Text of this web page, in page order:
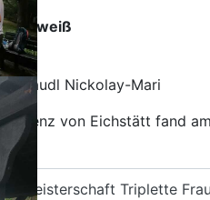
rot-weiß
Traudl Nickolay-Mari
von Eichstätt fand
Meisterschaft Triplette